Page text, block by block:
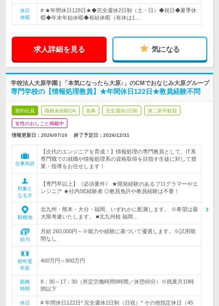
休日
休暇
# ★年間休日128日★◆完全週休2日制（土・日）◆祝日◆夏季休
暇◆年末年始休暇◆有給休暇（有休は1…
求人詳細を見る 気になる
学校法人大原学園 | 「本気になったら大原♪」のCMでおなじみ大原グループ
専門学校の【情報処理教員】★年間休日122日★教員経験不問
契約社員 職種未経験OK 急募 完全週休2日制 第二新卒歓迎
女性のおしごと掲載中
情報更新日：2026/07/10 終了予定日： 2026/12/31
仕事内容
【次代のエンジニアを育成！】情報処理の専門教員として、IT系
専門職での就職や情報処理系の資格取得を目指す生徒に対して授
業・指導をお任せします！
対象と
なる方
【専門卒以上】《必須要件》 ★開発経験のあるプログラマーやエ
ンジニア ★社内SE経験者 ◎教員免許や教員経験は不要！
勤務地
北九州・熊本・大分・福岡、いずれかに配属します。 ※希望は最
大限考慮いたします。 ■北九州校 福岡…
給与
月給 260,000円～※能力や経験に基づいて優遇します。※試用期
間なし
初年度
年収
400万円～800万円
勤務
時間
8：30～17：30（所定労働時間8時間／休憩60分）※残業月10時
間以下
休日 # 年間休日122日* 完全週休2日制（日祝）* その他指定休日（45